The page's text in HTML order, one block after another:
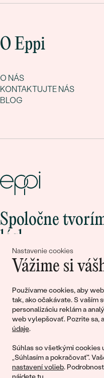
Nastavenie cookies
Vážime si
Používame cookies, aby
tak, ako očakávate. S vaším
personalizáciu reklám a
web vylepšovať. Pozrite sa,
údaje.
Súhlas so všetkými
„Súhlasím a pokračovať".
nastavení volieb.
O Eppi
O NÁS
KONTAKTUJTE NÁS
BLOG
Spoločne
lásky
Pripojte sa k nám!
© 2011 - 2026, Eppi.sk